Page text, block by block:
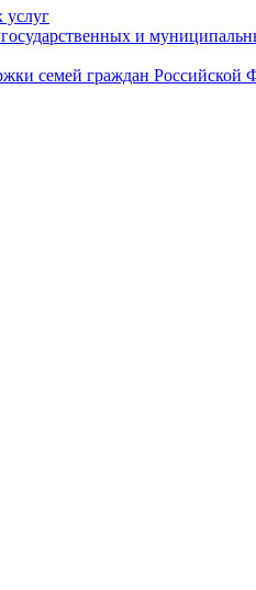
услуг
и
семей граждан